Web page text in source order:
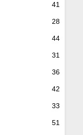
41
28
44
31
36
42
33
51